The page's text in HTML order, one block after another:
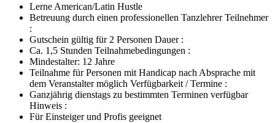
Lerne American/Latin Hustle
Betreuung durch einen professionellen Tanzlehrer Teilnehmer
:
Gutschein gültig für 2 Personen Dauer :
Ca. 1,5 Stunden Teilnahmebedingungen :
Mindestalter: 12 Jahre
Teilnahme für Personen mit Handicap nach Absprache mit
dem Veranstalter möglich Verfügbarkeit / Termine :
Ganzjährig dienstags zu bestimmten Terminen verfügbar
Hinweis :
Für Einsteiger und Profis geeignet